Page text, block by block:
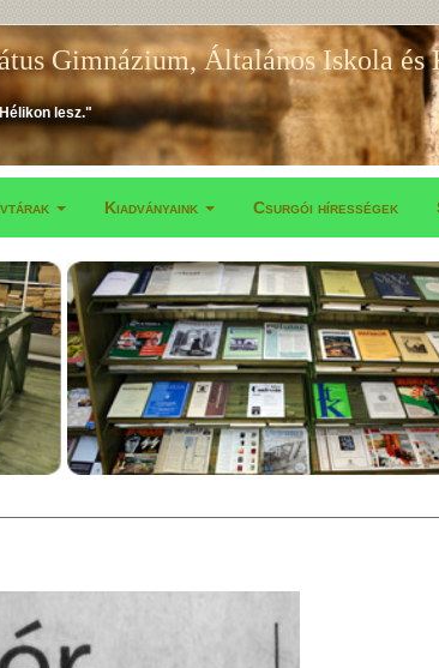
Gimnázium, Általános Iskola
lesz."
Kiadványaink Csurgói hírességek